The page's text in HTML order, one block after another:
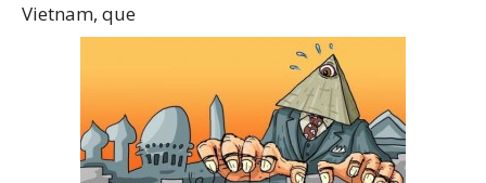
Vietnam, que